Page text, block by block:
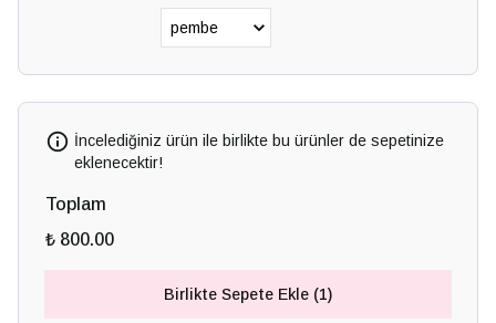
İncelediğiniz ürün ile birlikte bu ürünler de sepetinize
eklenecektir!
Toplam
₺ 800.00
Birlikte Sepete Ekle (1)